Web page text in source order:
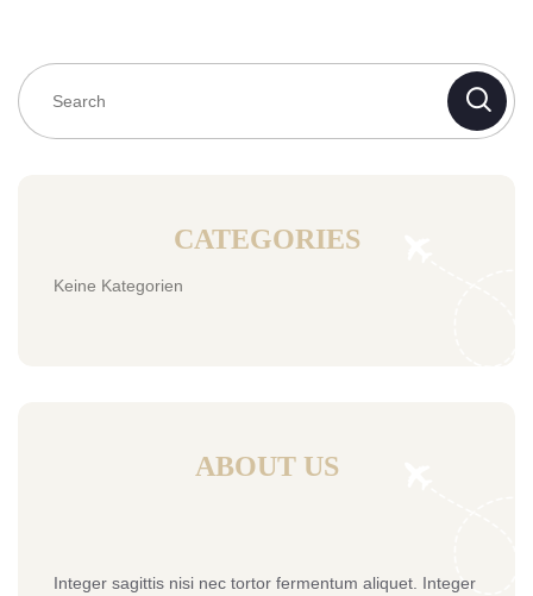
CATEGORIES
Keine Kategorien
ABOUT US
Integer sagittis nisi nec tortor fermentum aliquet. Integer